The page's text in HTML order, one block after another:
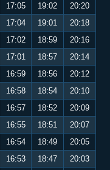
17:05 19:02
20:20
17:04 19:01
20:18
17:02 18:59
20:16
17:01 18:57
20:14
16:59 18:56
20:12
16:58 18:54
20:10
16:57 18:52
20:09
16:55 18:51
20:07
16:54 18:49
20:05
16:53 18:47
20:03